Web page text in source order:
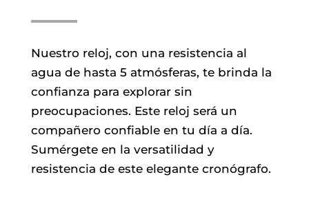
Nuestro reloj, con una resistencia al
agua de hasta 5 atmósferas, te brinda la
confianza para explorar sin
preocupaciones. Este reloj será un
compañero confiable en tu día a día.
Sumérgete en la versatilidad y
resistencia de este elegante cronógrafo.